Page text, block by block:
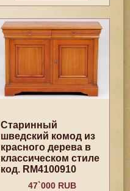
Старинный
шведский комод из
красного дерева в
классическом стиле
код. RM4100910
47`000 RUB